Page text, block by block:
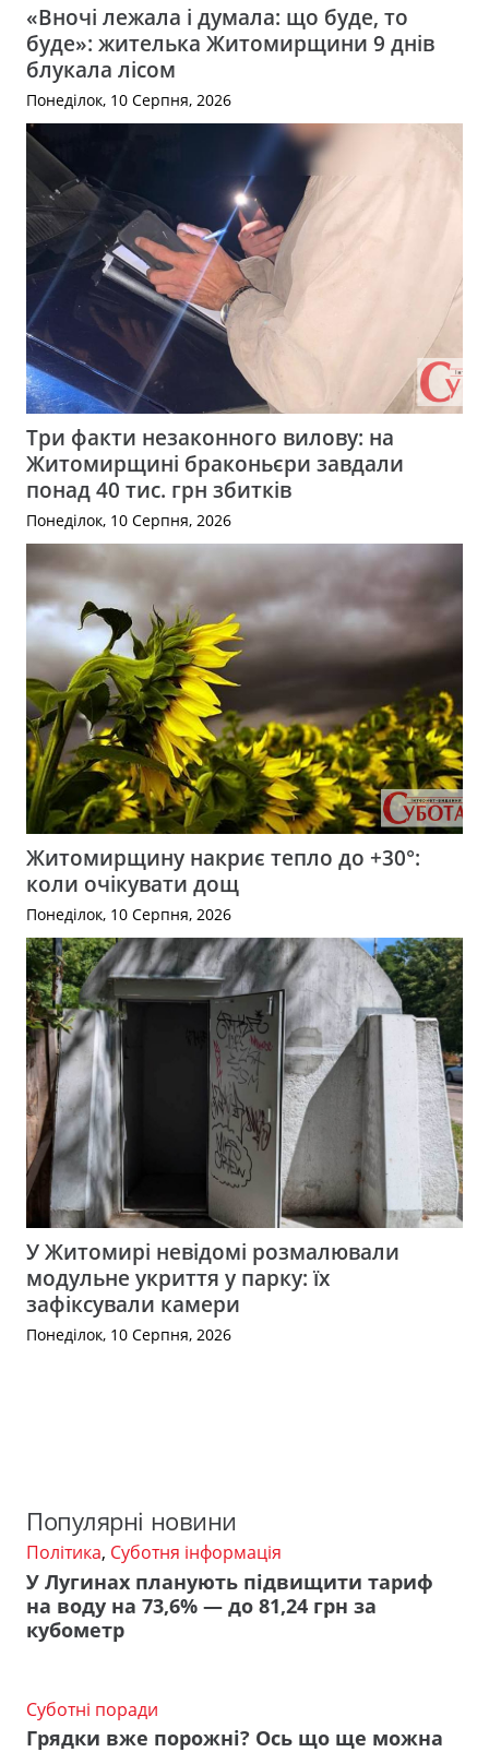
«Вночі лежала і думала: що буде, то
буде»: жителька Житомирщини 9 днів
блукала лісом
Понеділок, 10 Серпня, 2026
Три факти незаконного вилову: на
Житомирщині браконьєри завдали
понад 40 тис. грн збитків
Понеділок, 10 Серпня, 2026
Житомирщину накриє тепло до +30°:
коли очікувати дощ
Понеділок, 10 Серпня, 2026
У Житомирі невідомі розмалювали
модульне укриття у парку: їх
зафіксували камери
Понеділок, 10 Серпня, 2026
Популярні новини
Політика, Суботня інформація
У Лугинах планують підвищити тариф
на воду на 73,6% — до 81,24 грн за
кубометр
Суботні поради
Грядки вже порожні? Ось що ще можна